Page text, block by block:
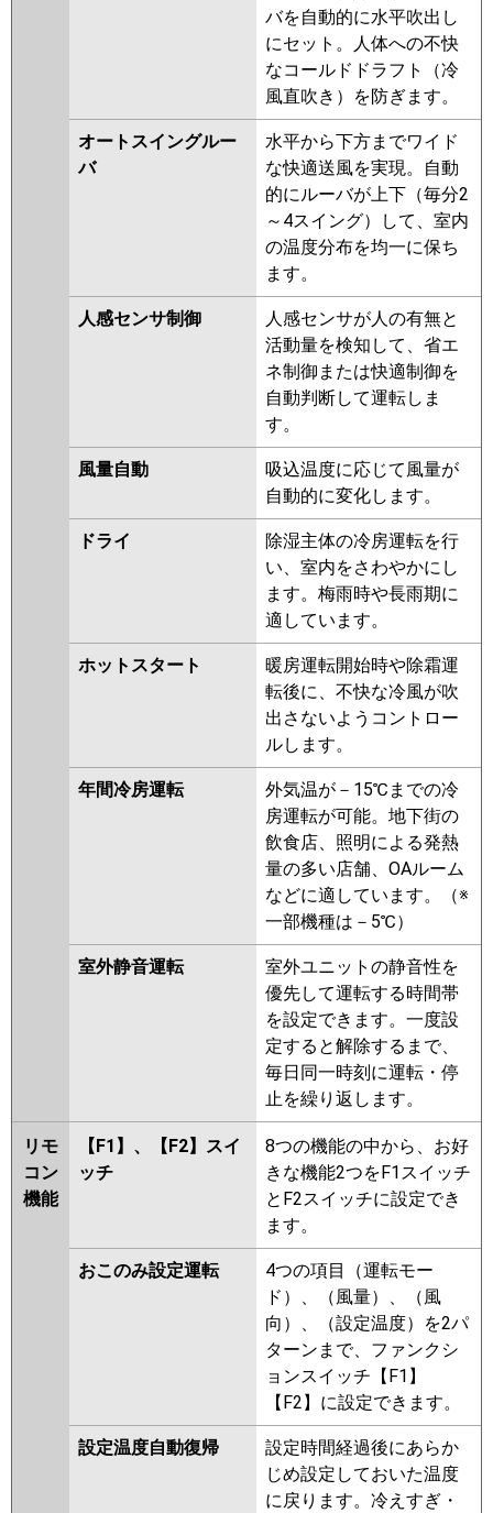
PLZ-ZRMP56LV PLZ-ZRMP56LFR
PLZ-ZRMP56LR
RCID-GP56RGH7 RCID-GP56RGH6
RCID-GP56RGH5 RCID-GP56RGH4
RCID-GP56RGH3 RCID-AP56GH7
RCID-GP56RGH2 RCID-AP56GH6
RCID-GP56RGH1
FDTWZ565HA5SA-rak
FDTWZ565HA5SA
FDTWZ565H5SA
FDTWZ565H5SA-rak
FDTWZ565H5S-rakuri-na
FDTWZ565H5S
PA-P56L7GNB PA-P56L7GB PA-
P56L7GNA PA-P56L7GA
PA-P56L7GN PA-
PA-P56L6GNB
PA-
P56L6GA PA-P56L6GN1 PA-
PA-P56L6GN
バを自動的に水平吹出し
にセット。人体への不快
なコールドドラフト（冷
風直吹き）を防ぎます。
オートスイングルー
バ
水平から下方までワイド
な快適送風を実現。自動
的にルーバが上下（毎分2
～4スイング）して、室内
の温度分布を均一に保ち
ます。
人感センサ制御
人感センサが人の有無と
活動量を検知して、省エ
ネ制御または快適制御を
自動判断して運転しま
す。
風量自動
吸込温度に応じて風量が
自動的に変化します。
ドライ
除湿主体の冷房運転を行
い、室内をさわやかにし
ます。梅雨時や長雨期に
適しています。
ホットスタート
暖房運転開始時や除霜運
転後に、不快な冷風が吹
出さないようコントロー
ルします。
年間冷房運転
外気温が－15℃までの冷
房運転が可能。地下街の
飲食店、照明による発熱
量の多い店舗、OAルーム
などに適しています。（※
一部機種は－5℃）
室外静音運転
室外ユニットの静音性を
優先して運転する時間帯
を設定できます。一度設
定すると解除するまで、
毎日同一時刻に運転・停
止を繰り返します。
リモ
コン
機能
【F1】、【F2】スイ
ッチ
8つの機能の中から、お好
きな機能2つをF1スイッチ
とF2スイッチに設定でき
ます。
おこのみ設定運転
4つの項目（運転モー
ド）、（風量）、（風
向）、（設定温度）を2パ
ターンまで、ファンクシ
ョンスイッチ【F1】
【F2】に設定できます。
設定温度自動復帰
設定時間経過後にあらか
じめ設定しておいた温度
に戻ります。冷えすぎ・